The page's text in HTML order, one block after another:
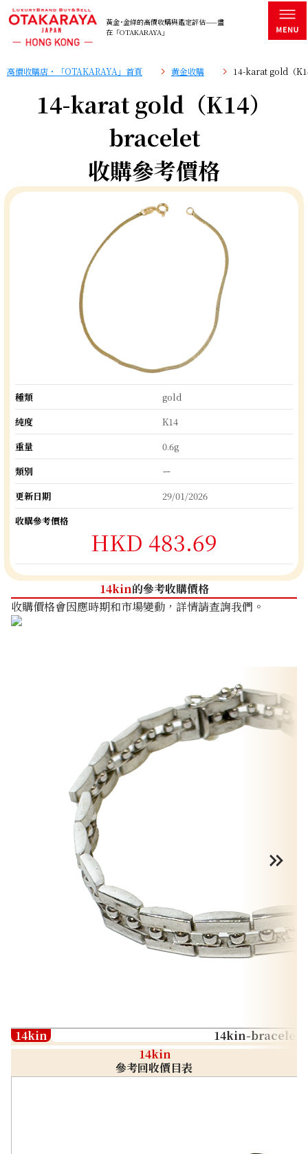
黃金･金條的高價收購與鑑定評估——盡
在「OTAKARAYA」
高價收購店・「OTAKARAYA」首頁 黄金收購 14-karat gold（
14-karat gold（K14）
bracelet
收購參考價格
種類
gold
純度
K14
重量
0.6g
類別
ー
更新日期
29/01/2026
收購參考價格
HKD 483.69
14kin的參考收購價格
收購價格會因應時期和市場變動，詳情請查詢我們。
14kin
14kin-bracelet
14kin
參考回收價目表